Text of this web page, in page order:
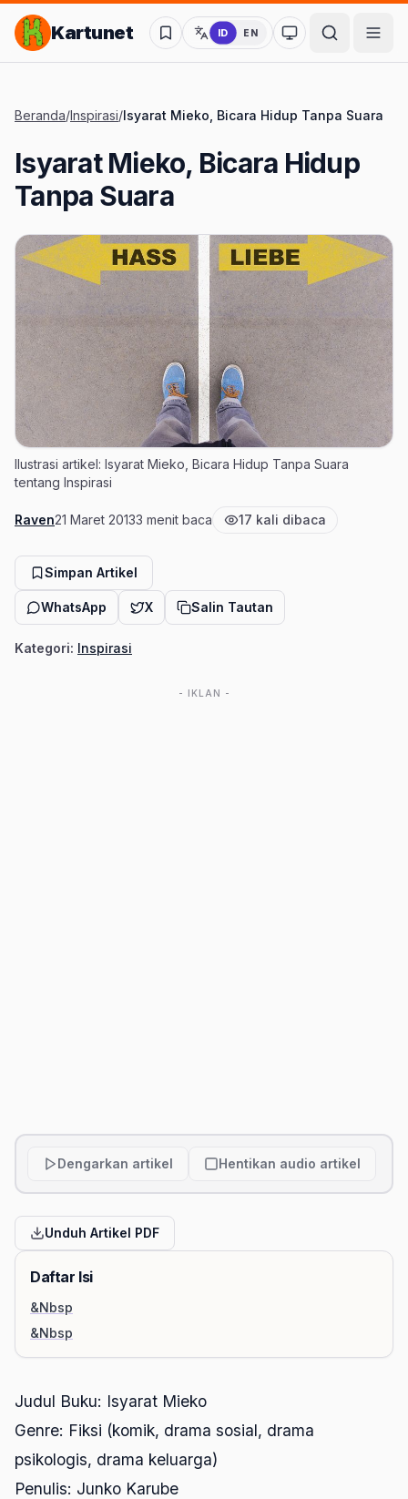
Lompat ke Konten Utama
Kartunet ID EN
Ubah ke mode
Beranda/Inspirasi/Isyarat Mieko, Bicara Hidup Tanpa Suara
Isyarat Mieko, Bicara Hidup
Tanpa Suara
Ilustrasi artikel: Isyarat Mieko, Bicara Hidup Tanpa Suara
tentang Inspirasi
Penulis
RavenTanggal terbit
21 Maret 2013Estimasi waktu baca
3 menit baca Jumlah pembaca
17 kali dibaca
Simpan Artikel
WhatsApp X Salin Tautan
Kategori: Inspirasi
- IKLAN -
Dengarkan artikel Hentikan audio artikel
Unduh Artikel PDF
Daftar Isi
&Nbsp
&Nbsp
Judul Buku: Isyarat Mieko
Genre: Fiksi (komik, drama sosial, drama
psikologis, drama keluarga)
Penulis: Junko Karube